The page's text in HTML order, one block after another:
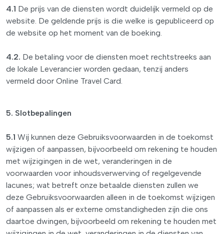
4.1 De prijs van de diensten wordt duidelijk vermeld op de
website. De geldende prijs is die welke is gepubliceerd op
de website op het moment van de boeking.
4.2. De betaling voor de diensten moet rechtstreeks aan
de lokale Leverancier worden gedaan, tenzij anders
vermeld door Online Travel Card.
5. Slotbepalingen
5.1 Wij kunnen deze Gebruiksvoorwaarden in de toekomst
wijzigen of aanpassen, bijvoorbeeld om rekening te houden
met wijzigingen in de wet, veranderingen in de
voorwaarden voor inhoudsverwerving of regelgevende
lacunes; wat betreft onze betaalde diensten zullen we
deze Gebruiksvoorwaarden alleen in de toekomst wijzigen
of aanpassen als er externe omstandigheden zijn die ons
daartoe dwingen, bijvoorbeeld om rekening te houden met